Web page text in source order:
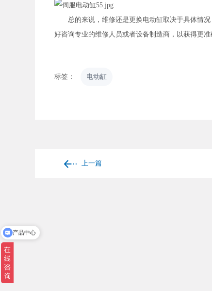
总的来说，维修还是更换电动缸取决于具体情况
好咨询专业的维修人员或者设备制造商，以获得更准
标签： 电动缸
上一篇
产品中心